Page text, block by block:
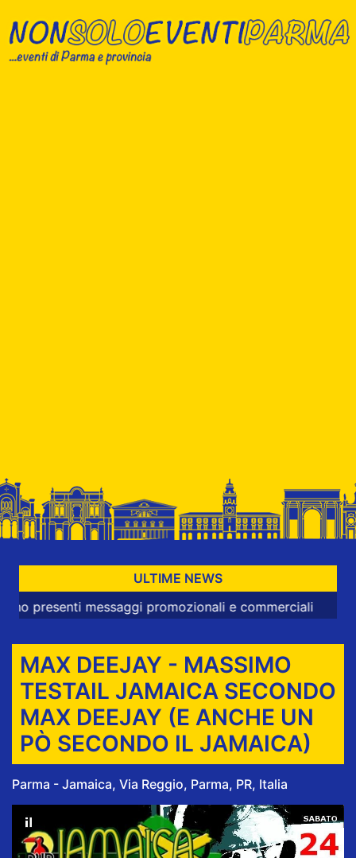
ULTIME NEWS
messaggi promozionali e commerciali
MAX DEEJAY - MASSIMO
TESTA‎IL JAMAICA SECONDO
MAX DEEJAY (E ANCHE UN
PÒ SECONDO IL JAMAICA)
Parma - Jamaica, Via Reggio, Parma, PR, Italia